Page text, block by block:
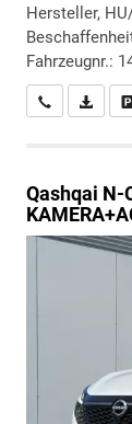
Hersteller,
Fahrzeugnr.:
Wir rufen Sie
PDF-
Qashqai N-